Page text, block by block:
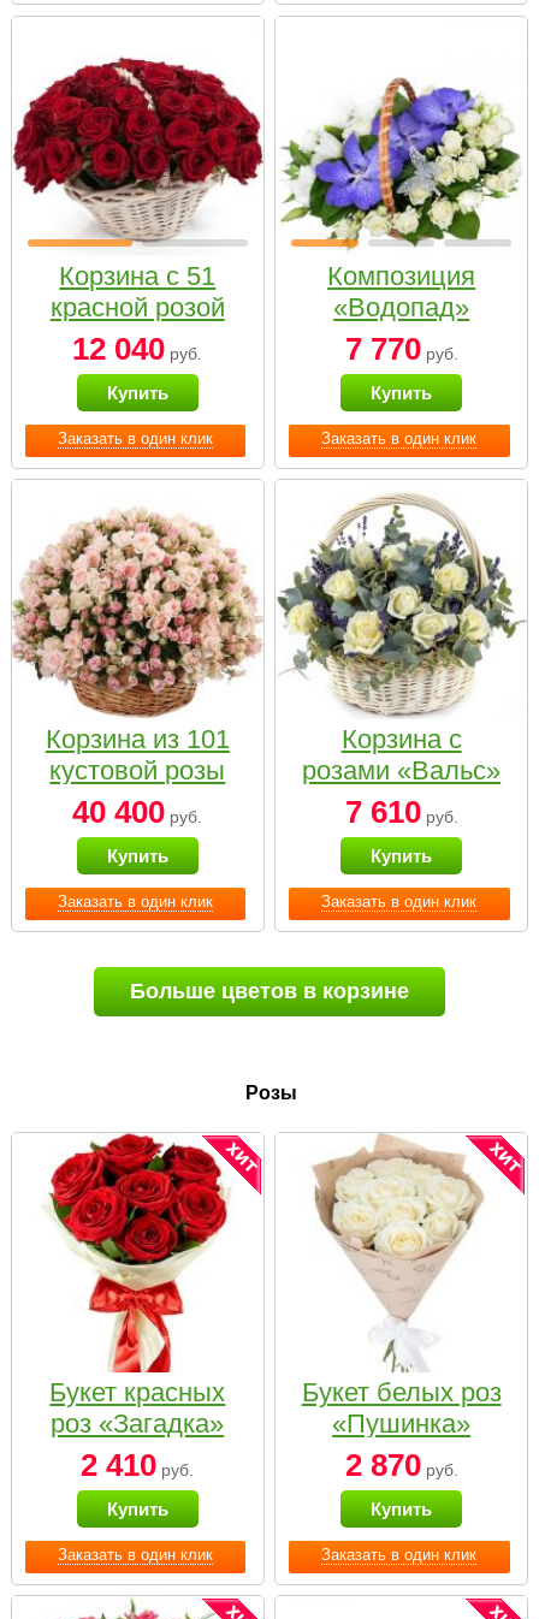
Заказать в один клик
Корзина с 51
красной розой
12 040 руб.
Купить
Заказать в один клик
Композиция
«Водопад»
7 770руб.
Купить
Заказать в один клик
Корзина из 101
кустовой розы
нежных тонов
40 400 руб.
Купить
Заказать в один клик
Корзина с
розами «Вальс»
7 610руб.
Купить
Больше цветов в корзине
Розы
Заказать в один клик
Букет красных
роз «Загадка»
2 410 руб.
Купить
Заказать в один клик
Букет белых роз
«Пушинка»
2 870руб.
Купить